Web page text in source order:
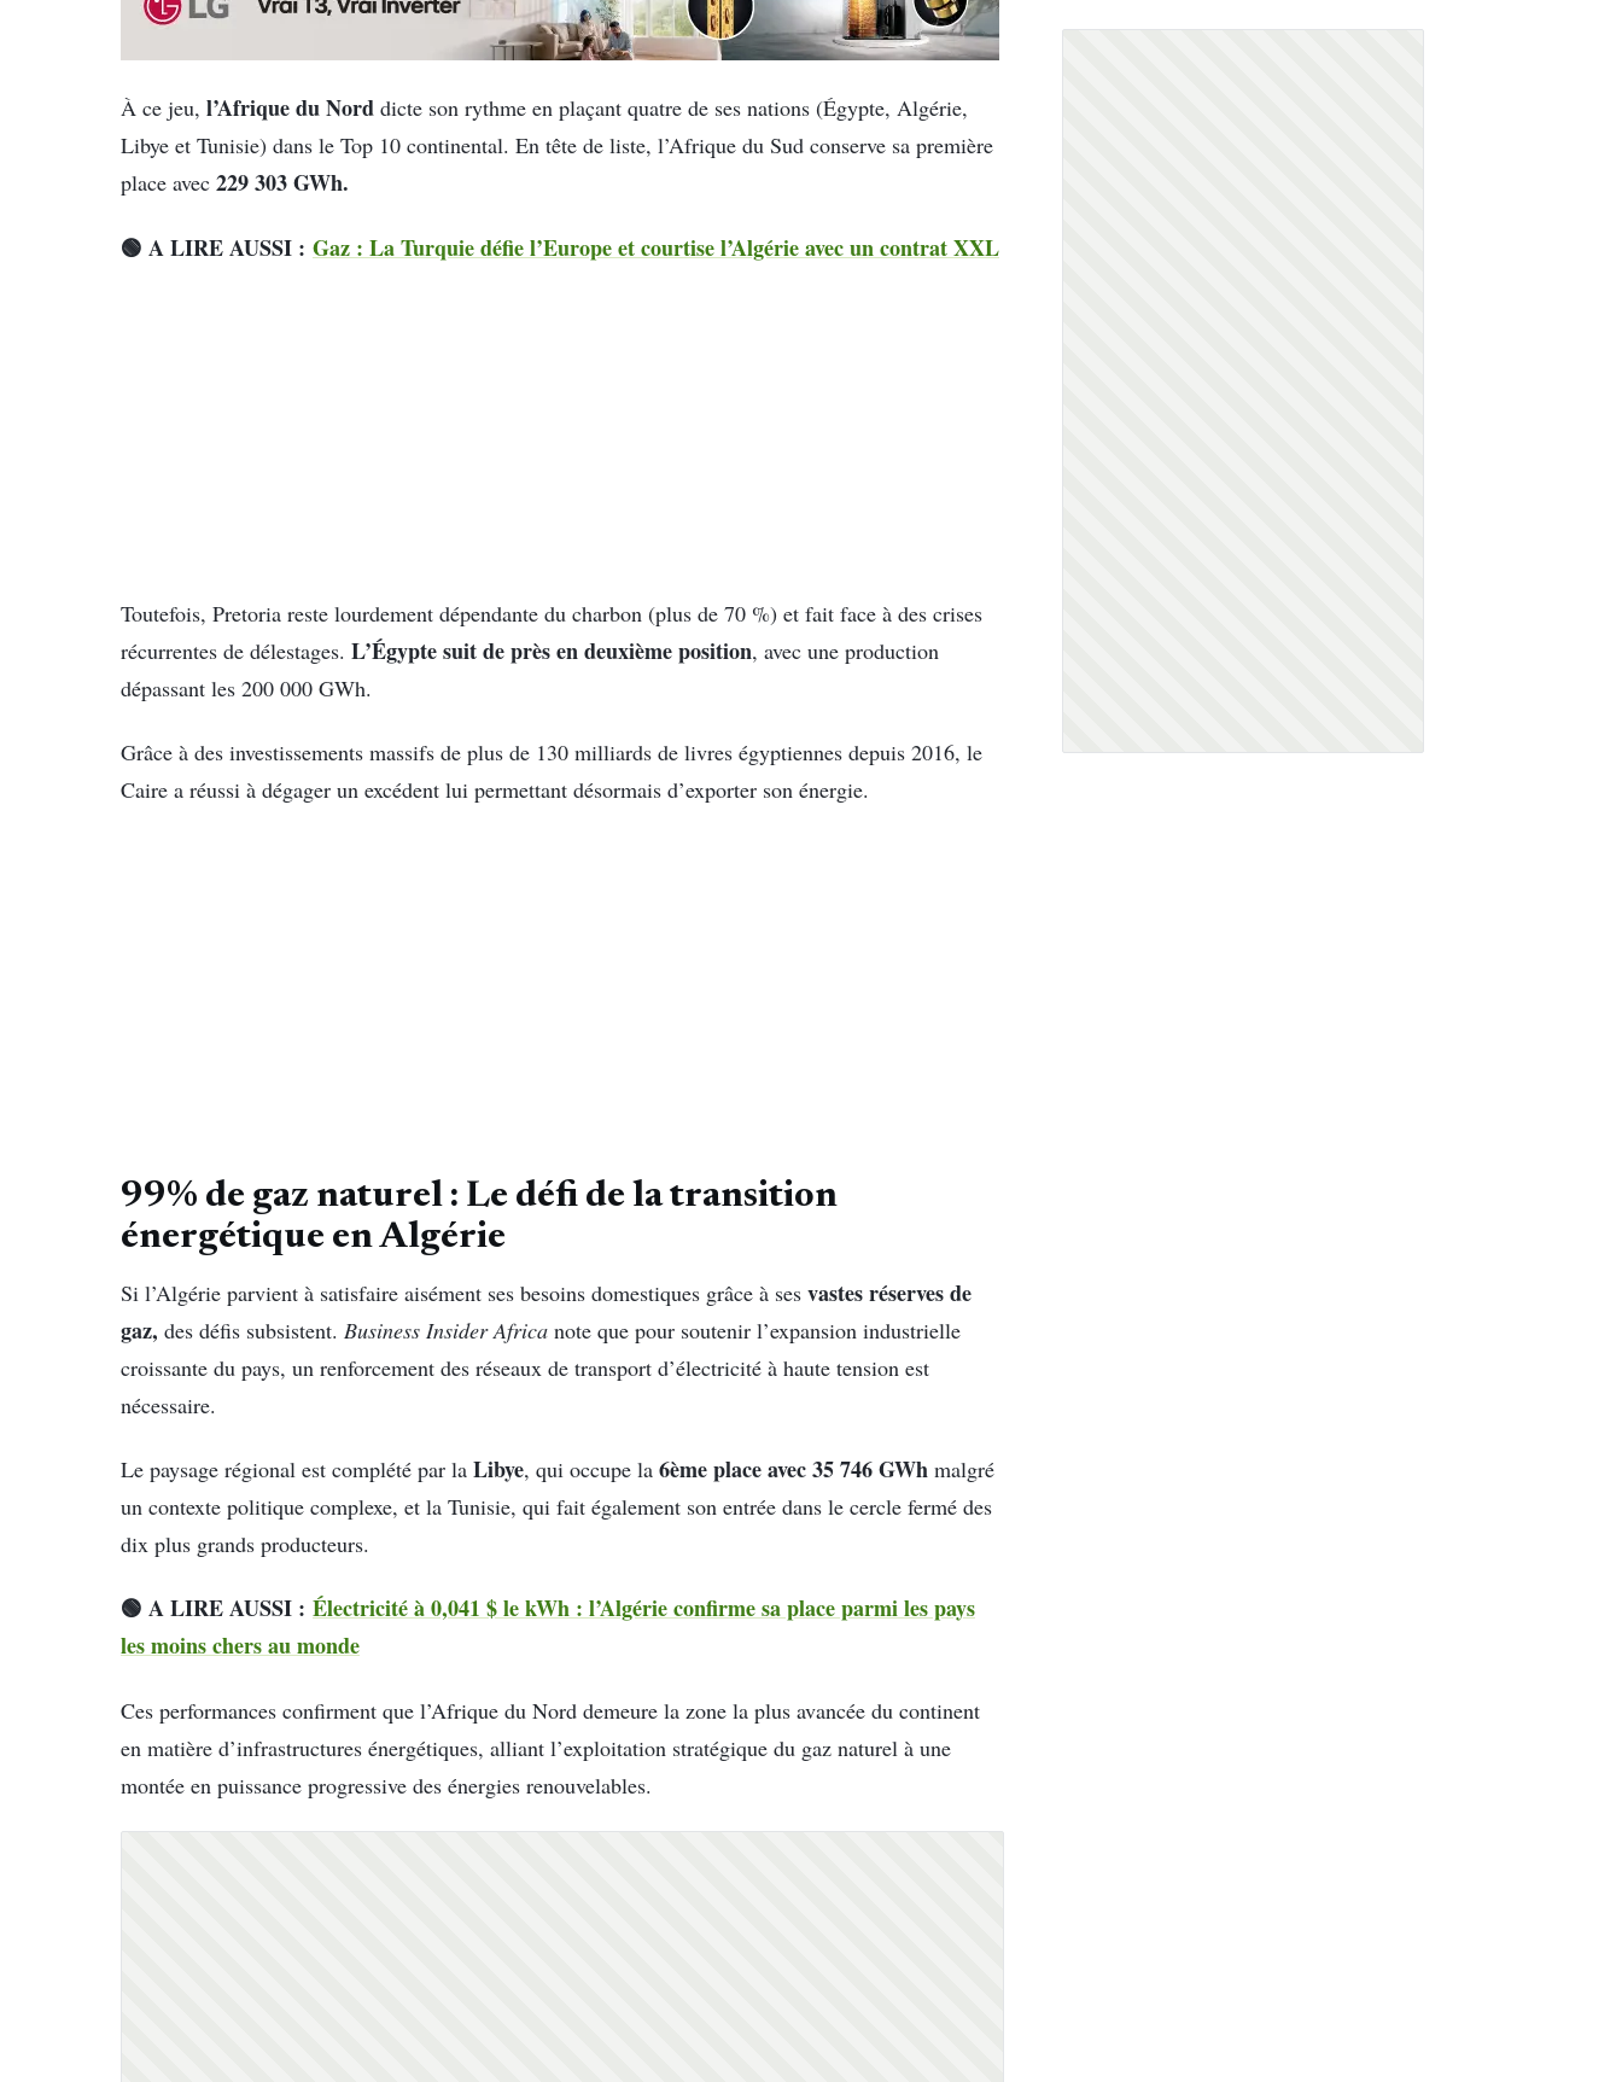
À ce jeu, l’Afrique du Nord dicte son rythme en plaçant quatre de ses nations (Égypte, Algérie,
Libye et Tunisie) dans le Top 10 continental. En tête de liste, l’Afrique du Sud conserve sa première
place avec 229 303 GWh.
🟢 A LIRE AUSSI : Gaz : La Turquie défie l’Europe et courtise l’Algérie avec un contrat XXL
Toutefois, Pretoria reste lourdement dépendante du charbon (plus de 70 %) et fait face à des crises
récurrentes de délestages. L’Égypte suit de près en deuxième position, avec une production
dépassant les 200 000 GWh.
Grâce à des investissements massifs de plus de 130 milliards de livres égyptiennes depuis 2016, le
Caire a réussi à dégager un excédent lui permettant désormais d’exporter son énergie.
99% de gaz naturel : Le défi de la transition
énergétique en Algérie
Si l’Algérie parvient à satisfaire aisément ses besoins domestiques grâce à ses vastes réserves de
gaz, des défis subsistent. Business Insider Africa note que pour soutenir l’expansion industrielle
croissante du pays, un renforcement des réseaux de transport d’électricité à haute tension est
nécessaire.
Le paysage régional est complété par la Libye, qui occupe la 6ème place avec 35 746 GWh malgré
un contexte politique complexe, et la Tunisie, qui fait également son entrée dans le cercle fermé des
dix plus grands producteurs.
🟢 A LIRE AUSSI : Électricité à 0,041 $ le kWh : l’Algérie confirme sa place parmi les pays
les moins chers au monde
Ces performances confirment que l’Afrique du Nord demeure la zone la plus avancée du continent
en matière d’infrastructures énergétiques, alliant l’exploitation stratégique du gaz naturel à une
montée en puissance progressive des énergies renouvelables.